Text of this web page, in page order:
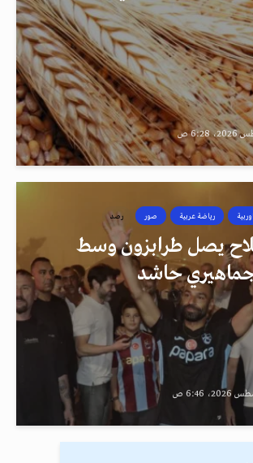
رياضة عربية صور رصد
يصل طرابزون وسط
حاشد